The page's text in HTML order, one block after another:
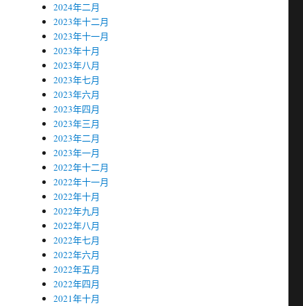
2024年二月
2023年十二月
2023年十一月
2023年十月
2023年八月
2023年七月
2023年六月
2023年四月
2023年三月
2023年二月
2023年一月
2022年十二月
2022年十一月
2022年十月
2022年九月
2022年八月
2022年七月
2022年六月
2022年五月
2022年四月
2021年十月